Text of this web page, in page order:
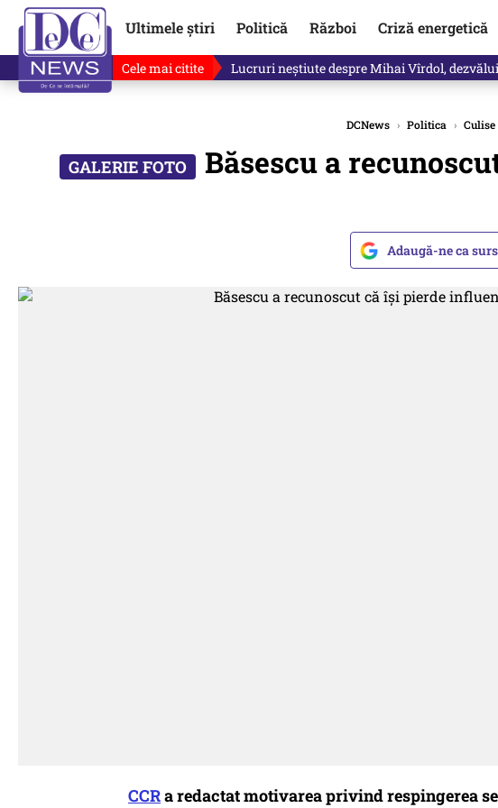
Ultimele știri Politică Război Criză energetică
Cele mai citite Lucruri neștiute despre Mihai Vîrdol,
DCNews › Politica › Culise
Băsescu a
Adaugă-ne ca
CCRa redactat motivarea privind respingerea